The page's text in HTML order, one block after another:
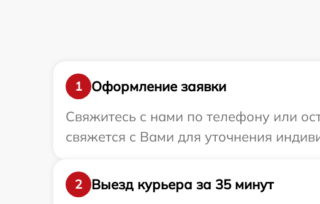
1
Оформление заявки
Свяжитесь с нами по телефону или
свяжется с Вами для уточнения
2
Выезд курьера за 35 минут